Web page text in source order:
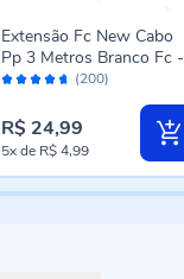
Avaliação: (200)
Extensão Fc New Cabo
Pp 3 Metros Branco Fc -
2414-3
R$ 24,99
5xde R$ 4,99